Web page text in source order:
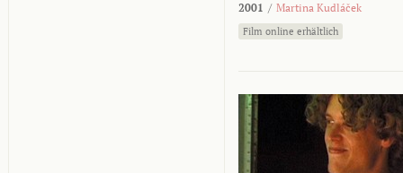
2001 / Martina Kudláček
Film online erhältlich